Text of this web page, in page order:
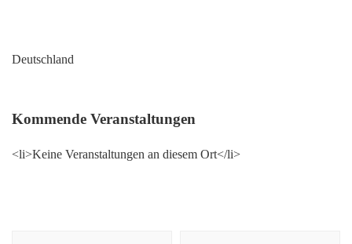
Deutschland
Kommende Veranstaltungen
<li>Keine Veranstaltungen an diesem Ort</li>